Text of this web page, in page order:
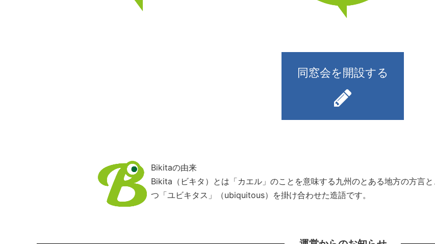
同窓会を開設する
Bikitaの由来
Bikita（ビキタ）とは「カエル」のことを意味する九州のとある地方の方言
つ「ユビキタス」（ubiquitous）を掛け合わせた造語です。